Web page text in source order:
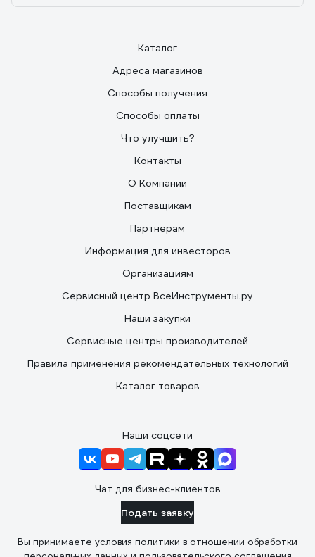
Каталог
Адреса магазинов
Способы получения
Способы оплаты
Что улучшить?
Контакты
О Компании
Поставщикам
Партнерам
Информация для инвесторов
Организациям
Сервисный центр ВсеИнструменты.ру
Наши закупки
Сервисные центры производителей
Правила применения рекомендательных технологий
Каталог товаров
Наши соцсети
Чат для бизнес-клиентов
Подать заявку
Вы принимаете условия политики в отношении обработки